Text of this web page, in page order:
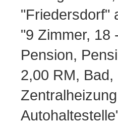
"Friedersdorf"
"9 Zimmer, 18
Pension,
2,00 RM,